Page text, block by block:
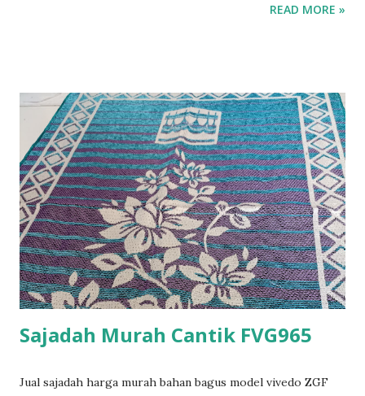
READ MORE »
Sajadah Murah Cantik FVG965
Jual sajadah harga murah bahan bagus model vivedo ZGF